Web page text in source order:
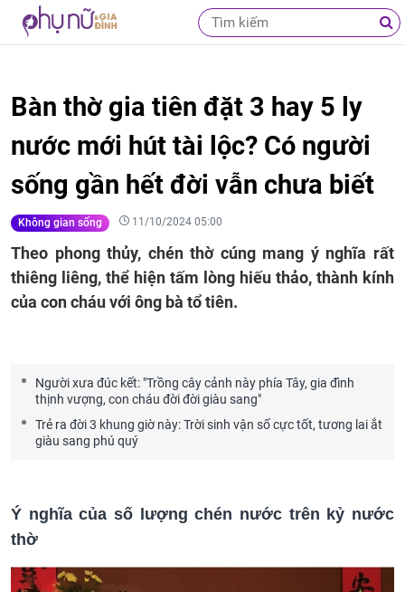
Bàn thờ gia tiên đặt 3 hay 5 ly
nước mới hút tài lộc? Có người
sống gần hết đời vẫn chưa biết
Không gian sống 11/10/2024 05:00
Theo phong thủy, chén thờ cúng mang ý nghĩa rất
thiêng liêng, thể hiện tấm lòng hiếu thảo, thành kính
của con cháu với ông bà tổ tiên.
Người xưa đúc kết: "Trồng cây cảnh này phía Tây, gia đình
thịnh vượng, con cháu đời đời giàu sang"
Trẻ ra đời 3 khung giờ này: Trời sinh vận số cực tốt, tương lai ắt
giàu sang phú quý
Ý nghĩa của số lượng chén nước trên kỷ nước
thờ